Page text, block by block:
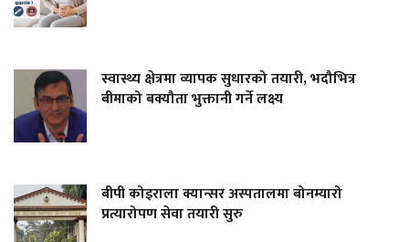
स्वास्थ्य क्षेत्रमा व्यापक सुधारको तयारी, भदौभित्र
बीमाको बक्यौता भुक्तानी गर्ने लक्ष्य
बीपी कोइराला क्यान्सर अस्पतालमा बोनम्यारो
प्रत्यारोपण सेवा तयारी सुरु